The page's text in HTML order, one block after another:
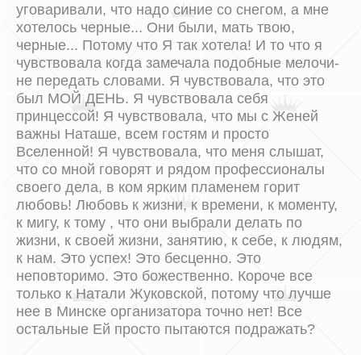
уговаривали, что надо синие со снегом, а мне
хотелось черные... Они были, мать твою,
черные... Потому что Я так хотела! И то что я
чувствовала когда замечала подобные мелочи-
не передать словами. Я чувствовала, что это
был МОЙ ДЕНЬ. Я чувствовала себя
принцессой! Я чувствовала, что мы с Женей
важны Наташе, всем гостям и просто
Вселенной! Я чувствовала, что меня слышат,
что со мной говорят и рядом профессионалы
своего дела, в ком ярким пламенем горит
любовь! Любовь к жизни, к времени, к моменту,
к мигу, к тому , что они выбрали делать по
жизни, к своей жизни, занятию, к себе, к людям,
к нам. Это успех! Это бесценно. Это
неповторимо. Это божественно. Короче все
только к Натали Жуковской, потому что лучше
нее в Минске организатора точно нет! Все
остальные Ей просто пытаются подражать?